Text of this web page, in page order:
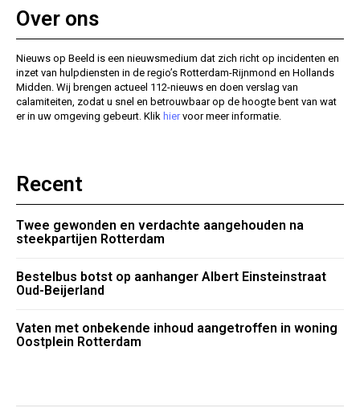
Over ons
Nieuws op Beeld is een nieuwsmedium dat zich richt op incidenten en
inzet van hulpdiensten in de regio’s Rotterdam-Rijnmond en Hollands
Midden. Wij brengen actueel 112-nieuws en doen verslag van
calamiteiten, zodat u snel en betrouwbaar op de hoogte bent van wat
er in uw omgeving gebeurt. Klik hiervoor meer informatie.
Recent
Twee gewonden en verdachte aangehouden na
steekpartijen Rotterdam
Bestelbus botst op aanhanger Albert Einsteinstraat
Oud-Beijerland
Vaten met onbekende inhoud aangetroffen in woning
Oostplein Rotterdam